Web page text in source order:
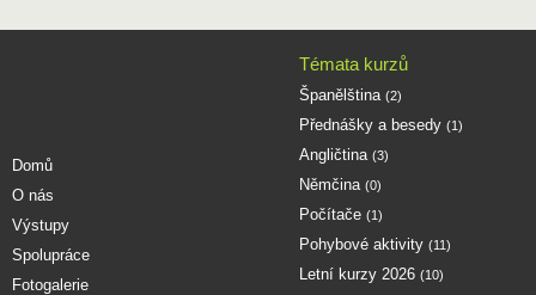
Domů
O nás
Výstupy
Spolupráce
Fotogalerie
Témata kurzů
Španělština (2)
Přednášky a besedy (1)
Angličtina (3)
Němčina (0)
Počítače (1)
Pohybové aktivity (11)
Letní kurzy 2026 (10)